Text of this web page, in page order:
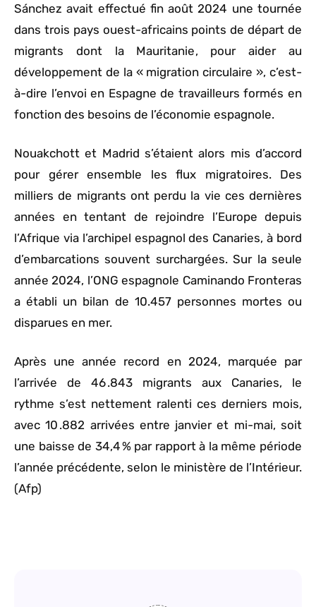
Sánchez avait effectué fin août 2024 une tournée
dans trois pays ouest-africains points de départ de
migrants dont la Mauritanie, pour aider au
développement de la « migration circulaire », c’est-
à-dire l’envoi en Espagne de travailleurs formés en
fonction des besoins de l’économie espagnole.
Nouakchott et Madrid s’étaient alors mis d’accord
pour gérer ensemble les flux migratoires. Des
milliers de migrants ont perdu la vie ces dernières
années en tentant de rejoindre l’Europe depuis
l’Afrique via l’archipel espagnol des Canaries, à bord
d’embarcations souvent surchargées. Sur la seule
année 2024, l’ONG espagnole Caminando Fronteras
a établi un bilan de 10.457 personnes mortes ou
disparues en mer.
Après une année record en 2024, marquée par
l’arrivée de 46 .843 migrants aux Canaries, le
rythme s’est nettement ralenti ces derniers mois,
avec 10 .882 arrivées entre janvier et mi-mai, soit
une baisse de 34,4 % par rapport à la même période
l’année précédente, selon le ministère de l’Intérieur.
(Afp)